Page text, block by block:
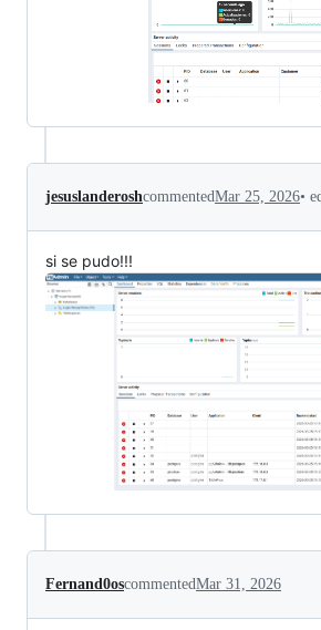
jesuslanderoshcommentedMar 25, 2026•
si se pudo!!!
Fernand0oscommentedMar 31, 2026